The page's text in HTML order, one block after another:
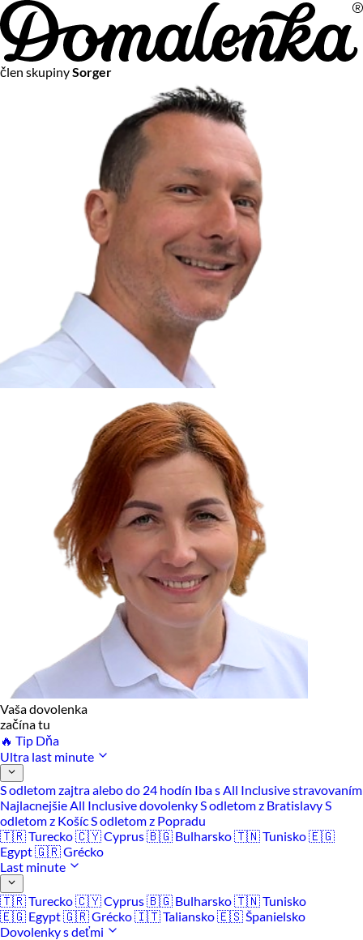
člen skupinySorger
Vaša dovolenka
začína tu
🔥 Tip Dňa
Ultra last minute
S odletom zajtra alebo do 24 hodín Iba s All Inclusive stravovaním
Najlacnejšie All Inclusive dovolenkyS odletom z BratislavyS
odletom z KošícS odletom z Popradu
🇹🇷 Turecko🇨🇾 Cyprus🇧🇬 Bulharsko🇹🇳 Tunisko🇪🇬
Egypt🇬🇷 Grécko
Last minute
🇹🇷 Turecko🇨🇾 Cyprus🇧🇬 Bulharsko🇹🇳 Tunisko
🇪🇬 Egypt🇬🇷 Grécko🇮🇹 Taliansko🇪🇸 Španielsko
Dovolenky s deťmi
Na vašom súkromí nám záleží
Chceme vám neustále poskytovať tie najlepšie služby.
Vzhľadom k platnej legislatíve od vás ale potrebujeme súhlas
s používaním súborov cookies.
Viac o personalizácii a meraní
Aby sme vedeli, čo sa deje na webových stránkach a aby sme
vám mohli prispôsobiť ponuky na mieru či reklamu,
používame cookies a taktiežslužby spoločnosti Google
Čo sú cookies?
Cookies sú malé textové súbory, ktoré môžu byť používané
webovými stránkami, aby zefektívnili používateľský zážitok.
Vďaka cookies vám môžeme ponúkať služby podľa toho, čo
naozaj hľadáte a chcete nájsť.
Kedykoľvek sa môžete slobodne rozhodnúť, ktoré typy
používania cookies chcete umožniť.
Zákon uvádza, že môžeme ukladať cookies na vašom
zariadení, pokiaľ sú nevyhnutne nutné pre prevádzku tejto
Cookies, ktoré používame
Technické a nevyhnutné cookies
Analytické a marketingové cookies
Reklamné úložisko
Reklamné používateľské dáta
Personalizácia reklám
Povoliť vybrané
Odmietnuť